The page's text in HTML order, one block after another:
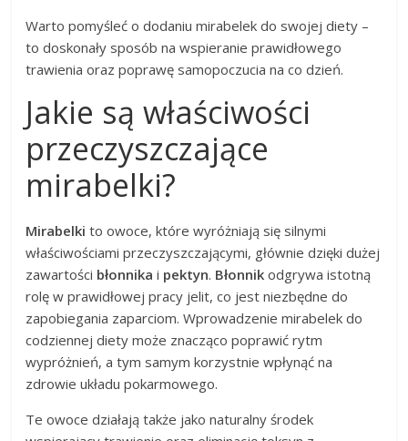
Warto pomyśleć o dodaniu mirabelek do swojej diety –
to doskonały sposób na wspieranie prawidłowego
trawienia oraz poprawę samopoczucia na co dzień.
Jakie są właściwości
przeczyszczające
mirabelki?
Mirabelki to owoce, które wyróżniają się silnymi
właściwościami przeczyszczającymi, głównie dzięki dużej
zawartości błonnika i pektyn. Błonnik odgrywa istotną
rolę w prawidłowej pracy jelit, co jest niezbędne do
zapobiegania zaparciom. Wprowadzenie mirabelek do
codziennej diety może znacząco poprawić rytm
wypróżnień, a tym samym korzystnie wpłynąć na
zdrowie układu pokarmowego.
Te owoce działają także jako naturalny środek